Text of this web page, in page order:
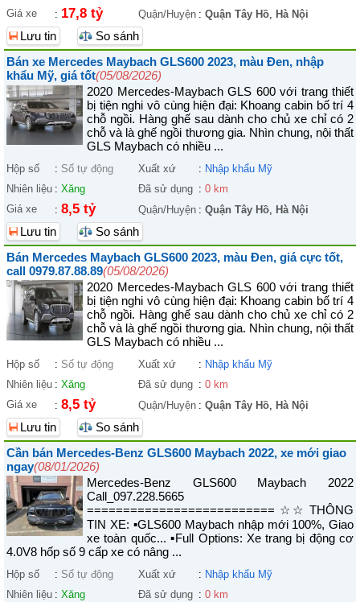
Giá xe
: 17,8 tỷ Quận/Huyện : Quận Tây Hồ, Hà Nội
Lưu tin
So sánh
Bán xe Mercedes Maybach GLS600 2023, màu Đen, nhập
khẩu Mỹ, giá tốt(05/08/2026)
2020 Mercedes-Maybach GLS 600 với trang thiết
bị tiện nghi vô cùng hiện đại: Khoang cabin bố trí 4
chỗ ngồi. Hàng ghế sau dành cho chủ xe chỉ có 2
chỗ và là ghế ngồi thương gia. Nhìn chung, nội thất
GLS Maybach có nhiều ...
Hộp số : Số tự động Xuất xứ : Nhập khẩu Mỹ
Nhiên liệu : Xăng Đã sử dụng : 0 km
Giá xe
: 8,5 tỷ Quận/Huyện : Quận Tây Hồ, Hà Nội
Lưu tin
So sánh
Bán Mercedes Maybach GLS600 2023, màu Đen, giá cực tốt,
call 0979.87.88.89(05/08/2026)
2020 Mercedes-Maybach GLS 600 với trang thiết
bị tiện nghi vô cùng hiện đại: Khoang cabin bố trí 4
chỗ ngồi. Hàng ghế sau dành cho chủ xe chỉ có 2
chỗ và là ghế ngồi thương gia. Nhìn chung, nội thất
GLS Maybach có nhiều ...
Hộp số : Số tự động Xuất xứ : Nhập khẩu Mỹ
Nhiên liệu : Xăng Đã sử dụng : 0 km
Giá xe
: 8,5 tỷ Quận/Huyện : Quận Tây Hồ, Hà Nội
Lưu tin
So sánh
Cần bán Mercedes-Benz GLS600 Maybach 2022, xe mới giao
ngay(08/01/2026)
Mercedes-Benz GLS600 Maybach 2022
Call_097.228.5665
========================== ☆☆ THÔNG
TIN XE: ▪GLS600 Maybach nhập mới 100%, Giao
xe toàn quốc... ▪Full Options: Xe trang bị động cơ
4.0V8 hốp số 9 cấp xe có nâng ...
Hộp số : Số tự động Xuất xứ : Nhập khẩu Mỹ
Nhiên liệu : Xăng Đã sử dụng : 0 km